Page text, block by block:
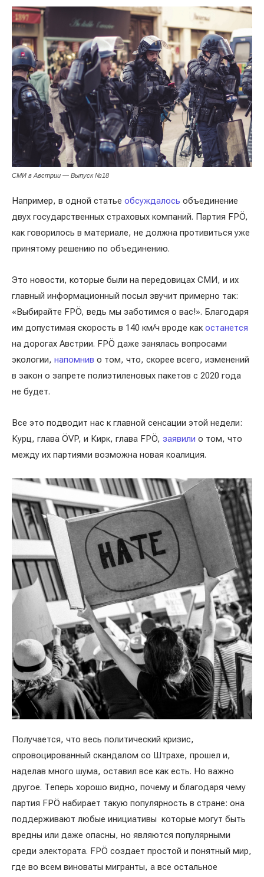
СМИ в Австрии — Выпуск №18
Например, в одной статье обсуждалось объединение
двух государственных страховых компаний. Партия FPÖ,
как говорилось в материале, не должна противиться уже
принятому решению по объединению.
Это новости, которые были на передовицах СМИ, и их
главный информационный посыл звучит примерно так:
«Выбирайте FPÖ, ведь мы заботимся о вас!». Благодаря
им допустимая скорость в 140 км/ч вроде как останется
на дорогах Австрии. FPÖ даже занялась вопросами
экологии, напомнив о том, что, скорее всего, изменений
в закон о запрете полиэтиленовых пакетов с 2020 года
не будет.
Все это подводит нас к главной сенсации этой недели:
Курц, глава ÖVP, и Кирк, глава FPÖ, заявили о том, что
между их партиями возможна новая коалиция.
Получается, что весь политический кризис,
спровоцированный скандалом со Штрахе, прошел и,
наделав много шума, оставил все как есть. Но важно
другое. Теперь хорошо видно, почему и благодаря чему
партия FPÖ набирает такую популярность в стране: она
поддерживают любые инициативы которые могут быть
вредны или даже опасны, но являются популярными
среди электората. FPÖ создает простой и понятный мир,
где во всем виноваты мигранты, а все остальное